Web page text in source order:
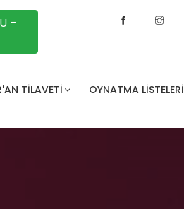
–
TILAVETI OYNATMA LISTELERI